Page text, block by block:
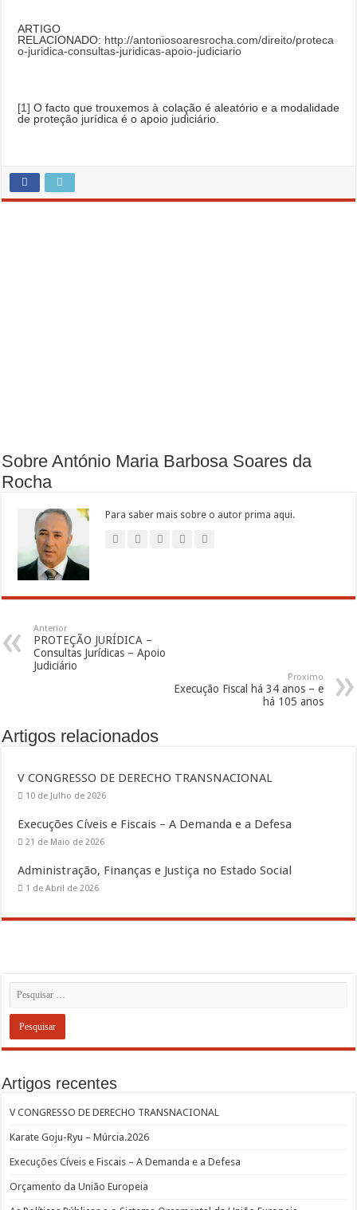
ARTIGO
RELACIONADO: http://antoniosoaresrocha.com/direito/proteca
o-juridica-consultas-juridicas-apoio-judiciario
[1] O facto que trouxemos à colação é aleatório e a modalidade
de proteção jurídica é o apoio judiciário.
Sobre António Maria Barbosa Soares da
Rocha
Para saber mais sobre o autor prima aqui.
Anterior
PROTEÇÃO JURÍDICA –
Consultas Jurídicas – Apoio
Judiciário
Proximo
Execução Fiscal há 34 anos – e
há 105 anos
Artigos relacionados
V CONGRESSO DE DERECHO TRANSNACIONAL
10 de Julho de 2026
Execuções Cíveis e Fiscais – A Demanda e a Defesa
21 de Maio de 2026
Administração, Finanças e Justiça no Estado Social
1 de Abril de 2026
Artigos recentes
V CONGRESSO DE DERECHO TRANSNACIONAL
Karate Goju-Ryu – Múrcia.2026
Execuções Cíveis e Fiscais – A Demanda e a Defesa
Orçamento da União Europeia